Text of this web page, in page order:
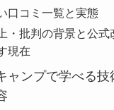
口コミ一覧と実態
・批判の背景と公式
現在
ャンプで学べる技